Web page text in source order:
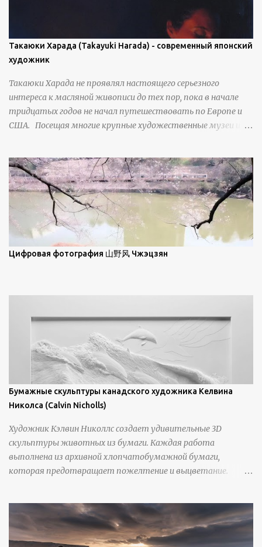
фирнизированного снега. Тем не менее, иногда значительное
количество кристаллов может располагаться в одной
плоскости, например, при образовании поверхностной
изморози. В данном случае усиливается зеркальное
от положения наблюдателя и высоты солнца. Зеркальные
свойства наиболее заметны при угле солнечного света 15° и
ниже; при более высокой солнечной позиции снег
демонстрирует матовое отражение. Эти
Такаюки Харада (Takayuki Harada) - современный японский
художник
Такаюки Харада не проявлял настоящего серьезного
интереса к масляной живописи до тех пор, пока в начале
тридцатых годов не начал путешествовать по Европе и
США. Посещая многие крупные художественные музеи и
Брайан Шервин прокомментировал картины художника,
заявив, что "Такаюки Харада сочетает в себе классическую
элегантность живописи с реалиями современной жизни. В
некотором смысле, персонажи его картин предлагают
зрителям незаконченный рассказ, который усиливается его
уникальной манерой использования освещения". Для
просмотра всех работ, посетите страницу –
Цифровая фотография 山野风 Чжэцзян
Бумажные скульптуры канадского художника Келвина
Николса (Calvin Nicholls)
Художник Кэлвин Николлс создает удивительные 3D
скульптуры животных из бумаги. Каждая работа
выполнена из архивной хлопчатобумажной бумаги,
которая предотвращает пожелтение и выцветание.
инструменты для текстурирования, чтобы точно
вылепить каждую деталь. источник
https://calvinnicholls.com/